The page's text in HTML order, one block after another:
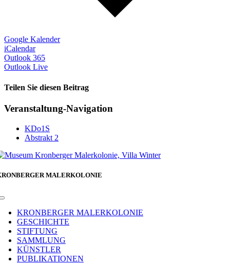
Google Kalender
iCalendar
Outlook 365
Outlook Live
Teilen Sie diesen Beitrag
Facebook
Veranstaltung-Navigation
KDo1S
Abstrakt 2
MALERKOLONIE
Toggle
NavigationKRONBERGER MALERKOLONIE
GESCHICHTE
STIFTUNG
SAMMLUNG
KÜNSTLER
PUBLIKATIONEN